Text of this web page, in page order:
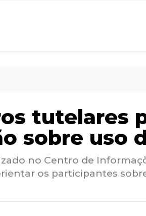
tutelares
sobre uso
no Centro de
os participantes